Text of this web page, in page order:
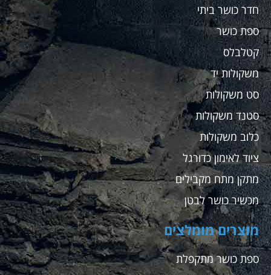
חדר כושר ביתי
ספת כושר
קטלבלס
משקולות יד
סט משקולות
סטנד משקולות
כלוב משקולות
ציוד לאימון כדורגל
מתקן מתח מקבילים
מכשיר כושר לבטן
מוצרים מומלצים
ספת כושר מתקפלת